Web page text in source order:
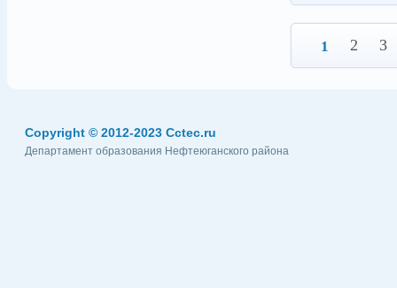
1 2 3
Copyright © 2012-2023 Cctec.ru
Департамент образования Нефтеюганского района